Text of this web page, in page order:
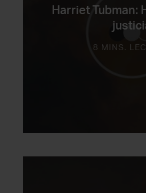
Harriet Tubman:
8 MINS.